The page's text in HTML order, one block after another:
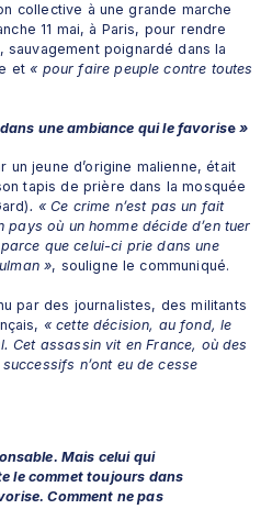
collective à une grande marche
11 mai, à Paris, pour rendre
sauvagement poignardé dans la
et « pour faire peuple contre toutes
dans une ambiance qui le favorise »
jeune d’origine malienne, était
tapis de prière dans la mosquée
. « Ce crime n’est pas un fait
pays où un homme décide d’en tuer
que celui-ci prie dans une
», souligne le communiqué.
par des journalistes, des militants
« cette décision, au fond, le
Cet assassin vit en France, où des
n’ont eu de cesse
Mais celui qui
le commet toujours dans
Comment ne pas